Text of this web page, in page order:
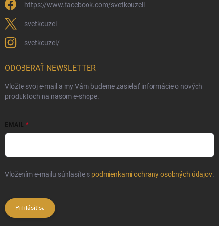
https://www.facebook.com/svetkouzell
svetkouzel
svetkouzel/
ODOBERAŤ NEWSLETTER
Vložte svoj e-mail a my Vám budeme zasielať informácie o nových
produktoch na našom e-shope.
EMAIL
Vložením e-mailu súhlasíte s podmienkami ochrany osobných údajov.
Prihlásiť sa